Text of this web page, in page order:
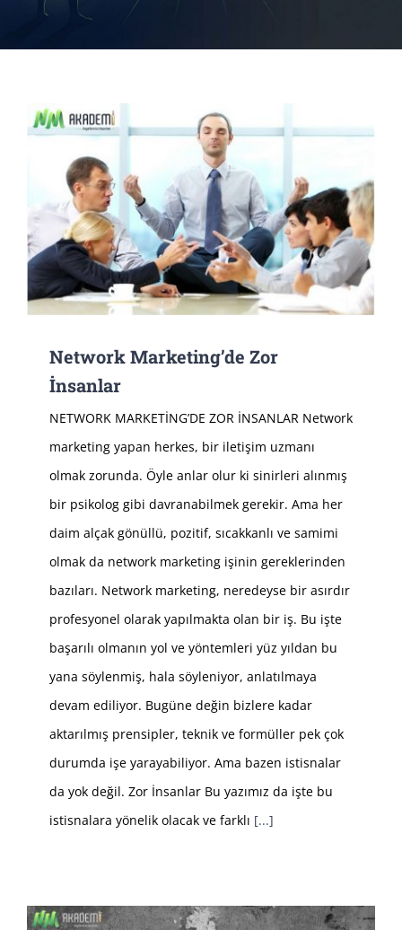
Network Marketing’de Zor
İnsanlar
NETWORK MARKETİNG’DE ZOR İNSANLAR Network
marketing yapan herkes, bir iletişim uzmanı
olmak zorunda. Öyle anlar olur ki sinirleri alınmış
bir psikolog gibi davranabilmek gerekir. Ama her
daim alçak gönüllü, pozitif, sıcakkanlı ve samimi
olmak da network marketing işinin gereklerinden
bazıları. Network marketing, neredeyse bir asırdır
profesyonel olarak yapılmakta olan bir iş. Bu işte
başarılı olmanın yol ve yöntemleri yüz yıldan bu
yana söylenmiş, hala söyleniyor, anlatılmaya
devam ediliyor. Bugüne değin bizlere kadar
aktarılmış prensipler, teknik ve formüller pek çok
durumda işe yarayabiliyor. Ama bazen istisnalar
da yok değil. Zor İnsanlar Bu yazımız da işte bu
istisnalara yönelik olacak ve farklı [...]